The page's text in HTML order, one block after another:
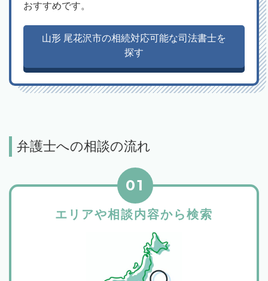
おすすめです。
山形 尾花沢市の相続対応可能な司法書士を
探す
弁護士への相談の流れ
エリアや相談内容から検索
01